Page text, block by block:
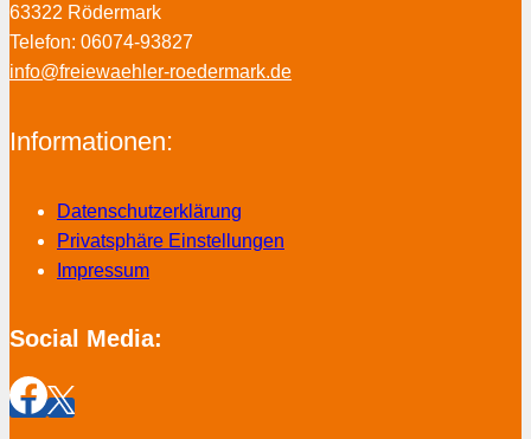
63322 Rödermark
Telefon: 06074-93827
info@freiewaehler-roedermark.de
Informationen:
Datenschutzerklärung
Privatsphäre Einstellungen
Impressum
Social Media: